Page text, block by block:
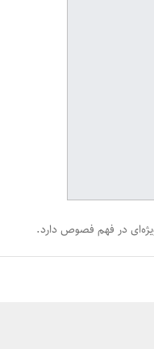
در فهم فصوص دارد.